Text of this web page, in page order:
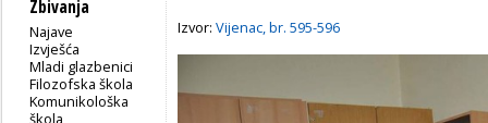
Zbivanja
Najave
Izvješća
Mladi glazbenici
Filozofska škola
Komunikološka
škola
Izvor: Vijenac, br. 595-596